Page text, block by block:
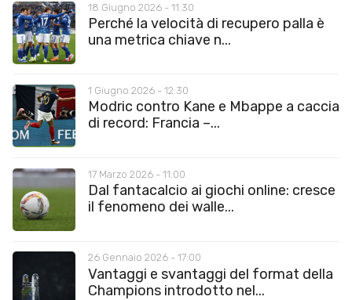
18 Giugno 2026 - 11:30
Perché la velocità di recupero palla è
una metrica chiave n...
1 Giugno 2026 - 12:30
Modric contro Kane e Mbappe a caccia
di record: Francia –...
17 Marzo 2026 - 11:00
Dal fantacalcio ai giochi online: cresce
il fenomeno dei walle...
26 Gennaio 2026 - 17:00
Vantaggi e svantaggi del format della
Champions introdotto nel...